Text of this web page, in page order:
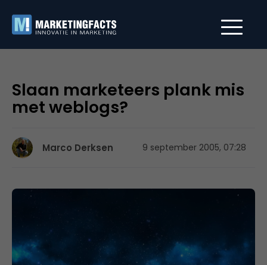
Slaan marketeers plank mis
met weblogs?
Marco Derksen 9 september 2005, 07:28